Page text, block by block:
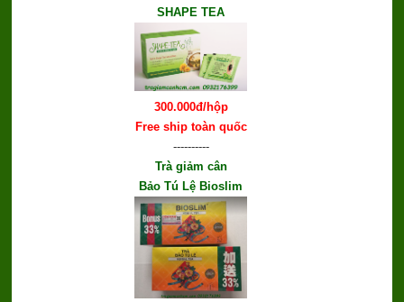
SHAPE TEA
300.000đ/hộp
Free ship toàn quốc
----------
Trà giảm cân
Bảo Tú Lệ Bioslim